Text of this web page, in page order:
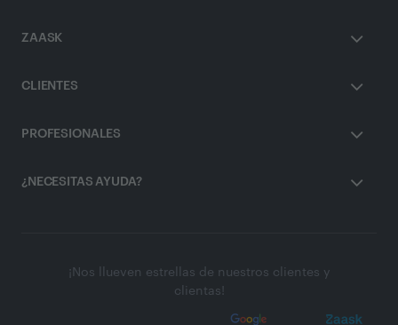
ZAASK
CLIENTES
PROFESIONALES
¿NECESITAS AYUDA?
¡Nos llueven estrellas de nuestros clientes y
clientas!